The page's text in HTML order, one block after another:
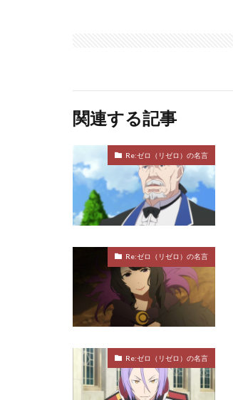
関連する記事
Re:ゼロ（リゼロ）の名言
Re:ゼロ（リゼロ）の名言
Re:ゼロ（リゼロ）の名言